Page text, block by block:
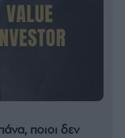
ποιοι δεν